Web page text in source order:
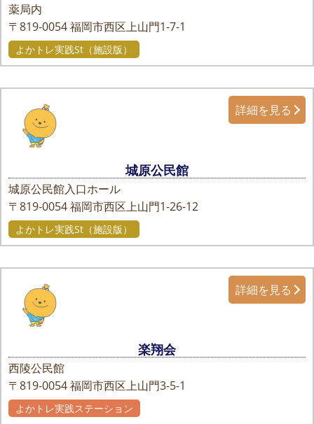
薬局内
〒819-0054福岡市西区上山門1-7-1
よかトレ実践St（施設版）
城原公民館
城原公民館入口ホール
〒819-0054福岡市西区上山門1-26-12
詳細を見る
よかトレ実践St（施設版）
楽翔会
西陵公民館
〒819-0054福岡市西区上山門3-5-1
詳細を見る
よかトレ実践ステーション